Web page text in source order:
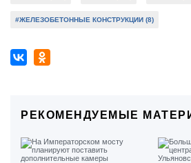
#ЖЕЛЕЗОБЕТОННЫЕ КОНСТРУКЦИИ (8)
РЕКОМЕНДУЕМЫЕ